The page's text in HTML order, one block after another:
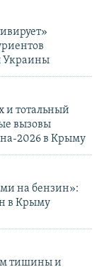
Украины
и тотальный
вызовы
2026 в Крыму
на бензин»:
в Крыму
тишины и